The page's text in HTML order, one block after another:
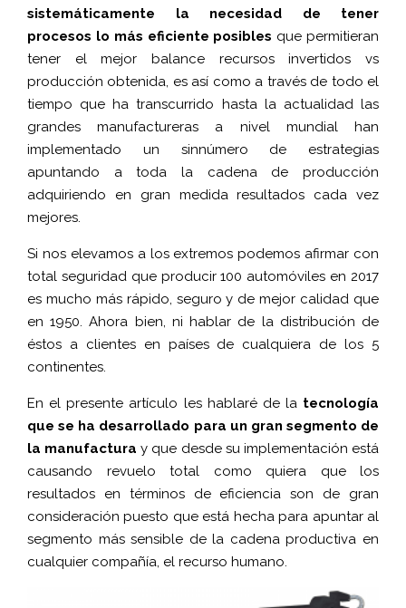
sistemáticamente la necesidad de tener
procesos lo más eficiente posibles que permitieran
tener el mejor balance recursos invertidos vs
producción obtenida, es así como a través de todo el
tiempo que ha transcurrido hasta la actualidad las
grandes manufactureras a nivel mundial han
implementado un sinnúmero de estrategias
apuntando a toda la cadena de producción
adquiriendo en gran medida resultados cada vez
mejores.
Si nos elevamos a los extremos podemos afirmar con
total seguridad que producir 100 automóviles en 2017
es mucho más rápido, seguro y de mejor calidad que
en 1950. Ahora bien, ni hablar de la distribución de
éstos a clientes en países de cualquiera de los 5
continentes.
En el presente artículo les hablaré de la tecnología
que se ha desarrollado para un gran segmento de
la manufactura y que desde su implementación está
causando revuelo total como quiera que los
resultados en términos de eficiencia son de gran
consideración puesto que está hecha para apuntar al
segmento más sensible de la cadena productiva en
cualquier compañía, el recurso humano.